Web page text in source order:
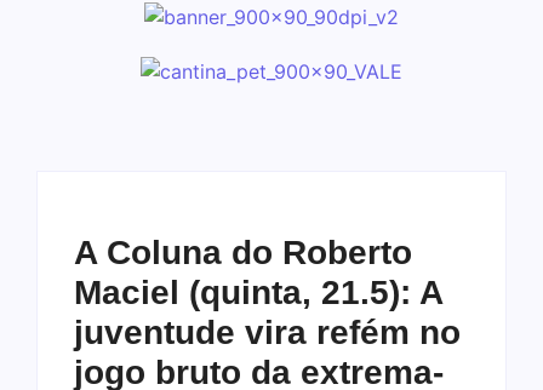
A Coluna do Roberto
Maciel (quinta, 21.5): A
juventude vira refém no
jogo bruto da extrema-